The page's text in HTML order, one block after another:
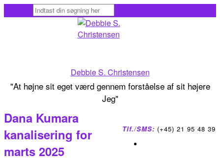
to
Debbie S. Christensen
"At højne sit eget værd gennem forståelse af sit højere
Jeg"
Tlf./SMS: (+45) 21 95 48 39
Dana Kumara
kanalisering for
marts 2025